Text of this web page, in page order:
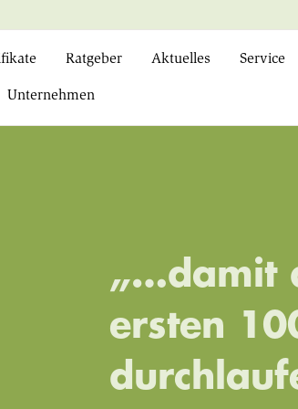
Ratgeber Aktuelles Service
Unternehmen
„…damit
ersten